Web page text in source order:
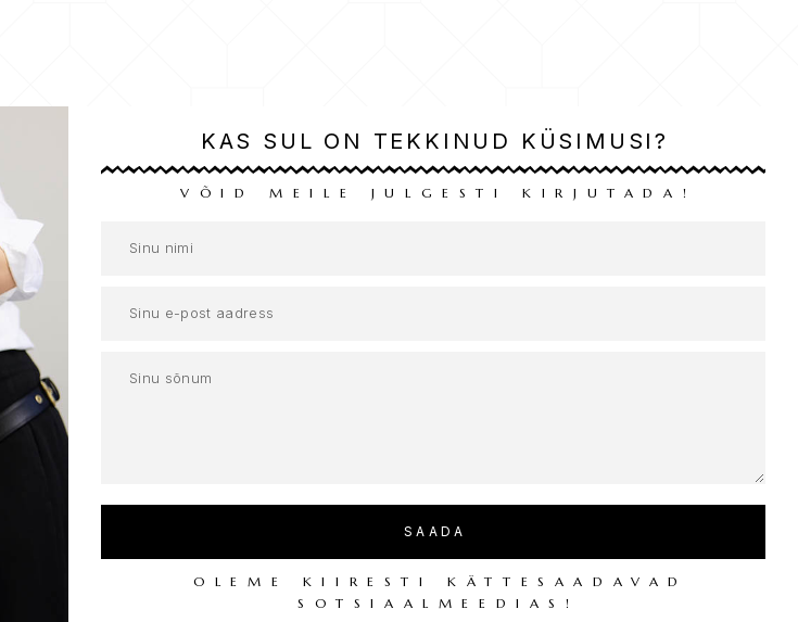
KAS SUL ON TEKKINUD KÜSIMUSI?
VÕID MEILE JULGESTI KIRJUTADA!
OLEME KIIRESTI KÄTTESAADAVAD
SOTSIAALMEEDIAS!